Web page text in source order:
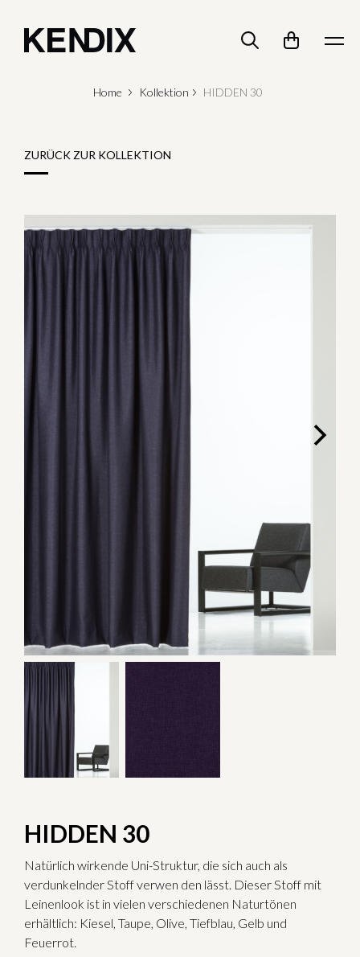
Home Kollektion HIDDEN 30
ZURÜCK ZUR KOLLEKTION
HIDDEN 30
Natürlich wirkende Uni-Struktur, die sich auch als
verdunkelnder Stoff verwen den lässt. Dieser Stoff mit
Leinenlook ist in vielen verschiedenen Naturtönen
erhältlich: Kiesel, Taupe, Olive, Tiefblau, Gelb und
Feuerrot.